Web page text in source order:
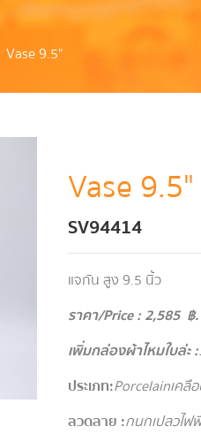
Vase 9.5"
Vase 9.5"
SV94414
แจกัน สูง 9.5 นิ้ว
ราคา/Price : 2,585 ฿.
เพิ่มกล่องผ้าไหมใบล่ะ :
ประเภท :Porcelainเคลื
ลวดลาย :กนกเปลวไฟ